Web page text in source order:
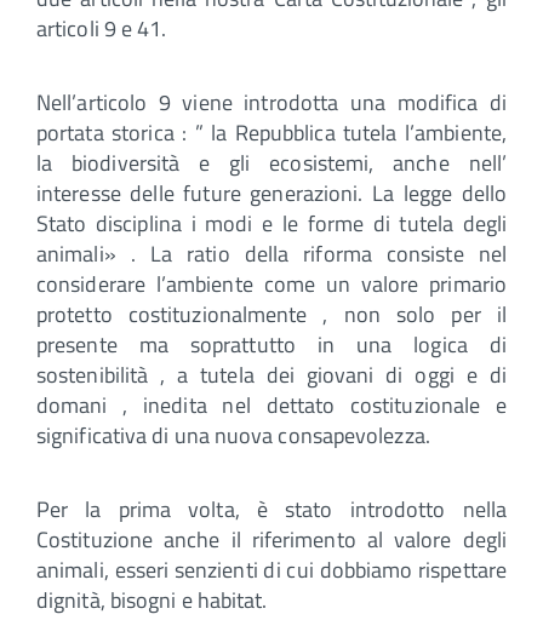
articoli 9 e 41.
Nell’articolo 9 viene introdotta una modifica di
portata storica : ” la Repubblica tutela l’ambiente,
la biodiversità e gli ecosistemi, anche nell’
interesse delle future generazioni. La legge dello
Stato disciplina i modi e le forme di tutela degli
animali» . La ratio della riforma consiste nel
considerare l’ambiente come un valore primario
protetto costituzionalmente , non solo per il
presente ma soprattutto in una logica di
sostenibilità , a tutela dei giovani di oggi e di
domani , inedita nel dettato costituzionale e
significativa di una nuova consapevolezza.
Per la prima volta, è stato introdotto nella
Costituzione anche il riferimento al valore degli
animali, esseri senzienti di cui dobbiamo rispettare
dignità, bisogni e habitat.